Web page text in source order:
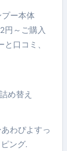
ー本体
円～ご購入
口コミ、
め替え
わぴよすっ
ング.